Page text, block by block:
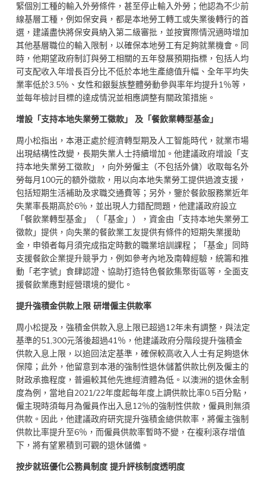
緊個別工種的輸入外勞條件，甚至停止輸入外勞；他認為不少前
線基層工種，例如保安員，都是本地勞工轉工或失業後轉行的首
選，建議盡快將保安員納入第二級審批，並按實際情況適時增加
其他基層職位的輸入限制，以確保本地勞工有足夠就業機會。同
時，他期望政府制訂與勞工相關的五年發展預期指標，包括人均
可支配收入年增長百分比不低於本地生產總值升幅、全年平均失
業率低於3.5％、女性和銀髮族整體勞動參與率年均提升1％等，
並每年檢討目標的達成情況並相應調整有關政策措施。
增設「支持本地失業勞工徵款」 及「餐飲業轉型基金」
周小松指出，本港正處於經濟轉型期及人工智能時代，就業市場
出現結構性改變，長期失業人士持續增加。他建議政府增設「支
持本地失業勞工徵款」，向外勞僱主（不包括外傭）收取每名外
勞每月100元的額外徵款，用以向本地失業勞工提供過渡支援，
包括短期生活補助及求職交通費等；另外，鑒於餐飲服務業近年
失業率長期高於6％，並出現人力錯配問題，他建議政府設立
「餐飲業轉型基金」（「基金」），資金由「支持本地失業勞工
徵款」提供，向失業的餐飲業工友提供有條件的短期失業援助
金，申領者每月須完成指定時數的職業培訓課程；「基金」同時
支援餐飲企業提升競爭力，例如參考內地及南韓經驗，統籌和推
動「老字號」食肆認證、協助打造特色餐飲集聚街區等，全面支
援餐飲業應對經營環境的變化。
提升強積金供款上限 研增僱主供款率
周小松提及，強積金供款入息上限已超過12年未有調整，與法定
基準的51,300元落後超過41％，他建議政府分階段提升強積金
供款入息上限，以追回法定基準，確保較高收入人士有足夠退休
保障；此外，他留意到本港的強制性退休儲蓄供款比例及僱主的
財政承擔程度，普遍較其他先進經濟體為低。以澳洲的退休金制
度為例，當地自2021/22年度起每年度上調供款比率0.5百分點，
僱主現時須每月為僱員作出入息12％的強制性供款，僱員則無須
供款。因此，他建議政府研究提升強積金總供款率，將僱主強制
供款比率提升至6％，而僱員供款率暫時不變，在複利滾存增值
下，將有望累積到可觀的退休儲備。
按步就班優化公務員制度 提升評核制度透明度